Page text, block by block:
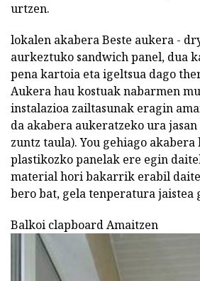
urtzen.
lokalen akabera Beste aukera -
aurkeztuko sandwich panel, dua
pena kartoia eta igeltsua dago
Aukera hau kostuak nabarmen
instalazioa zailtasunak eragin
da akabera aukeratzeko ura
zuntz taula). You gehiago
plastikozko panelak ere egin
material hori bakarrik erabil
bero bat, gela tenperatura jaistea
Balkoi clapboard Amaitzen